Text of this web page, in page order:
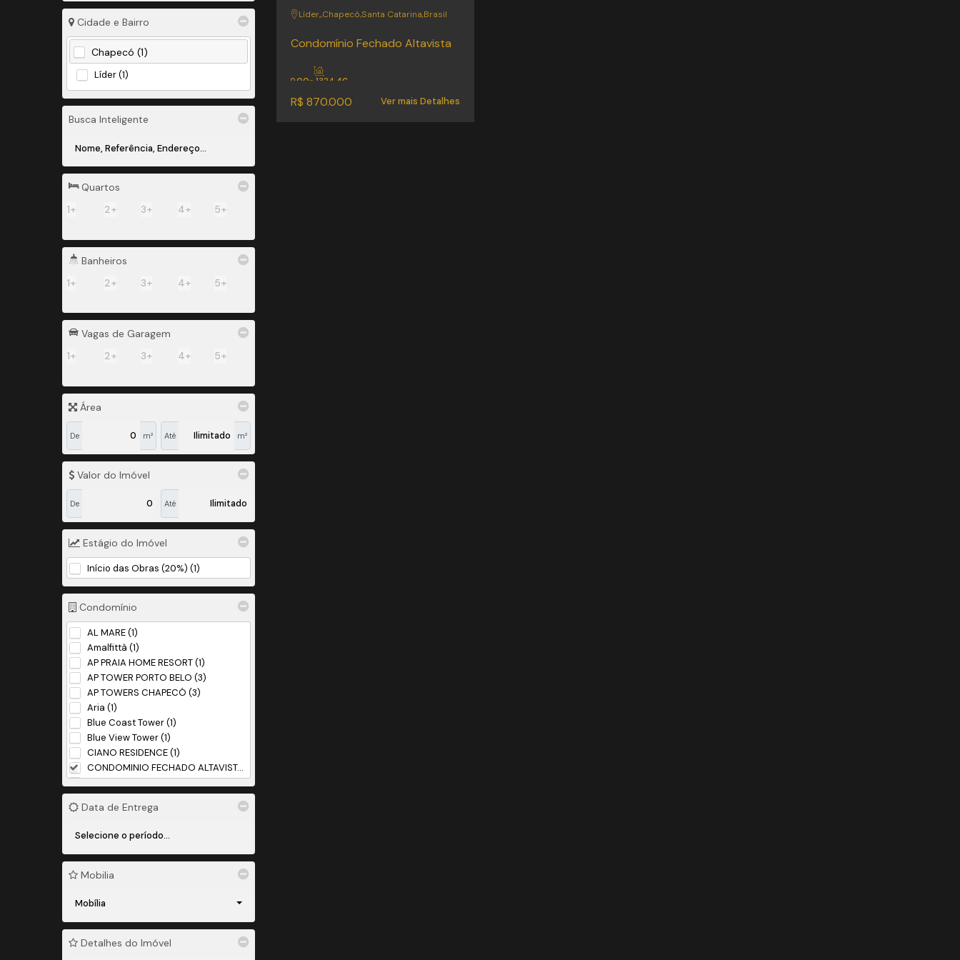
Cidade e Bairro
Chapecó (1)
Líder (1)
Busca Inteligente
Quartos
1+
2+ 3+ 4+ 5+
Banheiros
1+
2+ 3+ 4+ 5+
Vagas de Garagem
1+
2+ 3+ 4+ 5+
Área
De m² Até m²
Valor do Imóvel
De Até
Estágio do Imóvel
Início das Obras (20%) (1)
Condomínio
AL MARE (1)
Amalfittà (1)
AP PRAIA HOME RESORT (1)
AP TOWER PORTO BELO (3)
AP TOWERS CHAPECÓ (3)
Aria (1)
Blue Coast Tower (1)
Blue View Tower (1)
CIANO RESIDENCE (1)
CONDOMINIO FECHADO ALTAVISTA (1)
CONDOMINIO FECHADO GRANCITTÁ (1)
Habitah (1)
HOME PARK CHAPECÓ (2)
LAGOM (1)
Loteamento Gardens (1)
Loteamento Industrial De Marco (1)
MARIS RESIDENCIAL CLUBE (1)
Nautilus Bech Home (1)
OCEANIC TOWER RESIDENCE (1)
Data de Entrega
Mobilia
Mobília
Detalhes do Imóvel
Condomínio Fechado Altavista
R$ 870.000
Líder,Chapecó,Santa Catarina,Brasil
600.00~ 1324 .40
Ver mais Detalhes